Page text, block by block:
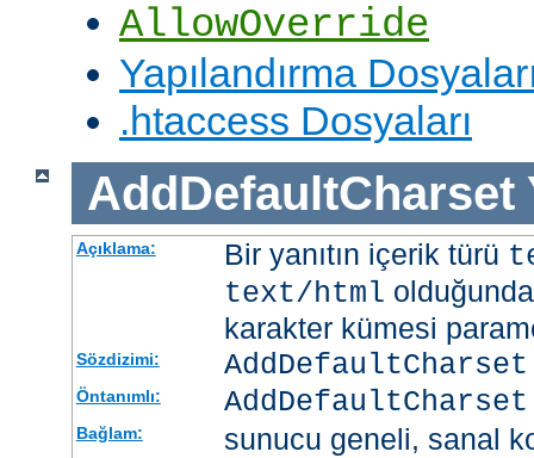
AllowOverride
Yapılandırma
.htaccess Dosyaları
AddDefaultCharset
Açıklama: Bir yanıtın içerik türü
text/html
karakter kümesi
Sözdizimi:
Öntanımlı:
Bağlam: sunucu geneli, sanal